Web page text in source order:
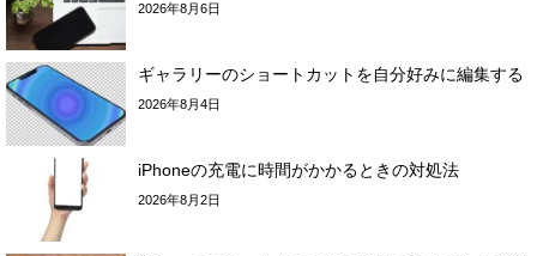
2026年8月6日
ギャラリーのショートカットを自分好みに編集する
2026年8月4日
iPhoneの充電に時間がかかるときの対処法
2026年8月2日